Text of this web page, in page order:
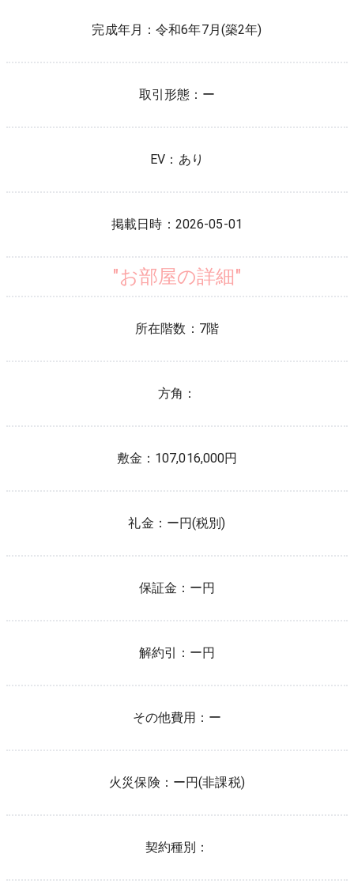
完成年月：令和6年7月(築2年)
取引形態： ー
EV： あり
掲載日時： 2026-05-01
"お部屋の詳細"
所在階数： 7階
方角：
敷金： 107,016,000円
礼金： ー円(税別)
保証金： ー円
解約引： ー円
その他費用： ー
火災保険： ー円(非課税)
契約種別：